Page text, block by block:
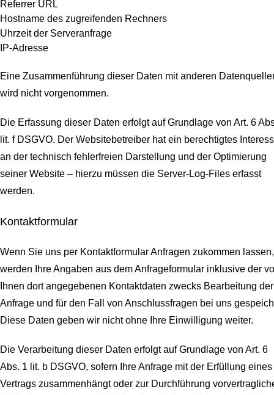
Referrer URL
Hostname des zugreifenden Rechners
Uhrzeit der Serveranfrage
IP-Adresse
Eine Zusammenführung dieser Daten mit anderen
wird nicht vorgenommen.
Die Erfassung dieser Daten erfolgt auf Grundlage von Art. 6
lit. f DSGVO. Der Websitebetreiber hat ein berechtigtes
an der technisch fehlerfreien Darstellung und der Optimierung
seiner Website – hierzu müssen die Server-Log-Files erfasst
werden.
Kontaktformular
Wenn Sie uns per Kontaktformular Anfragen zukommen lassen,
werden Ihre Angaben aus dem Anfrageformular inklusive der
Ihnen dort angegebenen Kontaktdaten zwecks Bearbeitung der
Anfrage und für den Fall von Anschlussfragen bei uns
Diese Daten geben wir nicht ohne Ihre Einwilligung weiter.
Die Verarbeitung dieser Daten erfolgt auf Grundlage von Art. 6
Abs. 1 lit. b DSGVO, sofern Ihre Anfrage mit der Erfüllung eines
Vertrags zusammenhängt oder zur Durchführung